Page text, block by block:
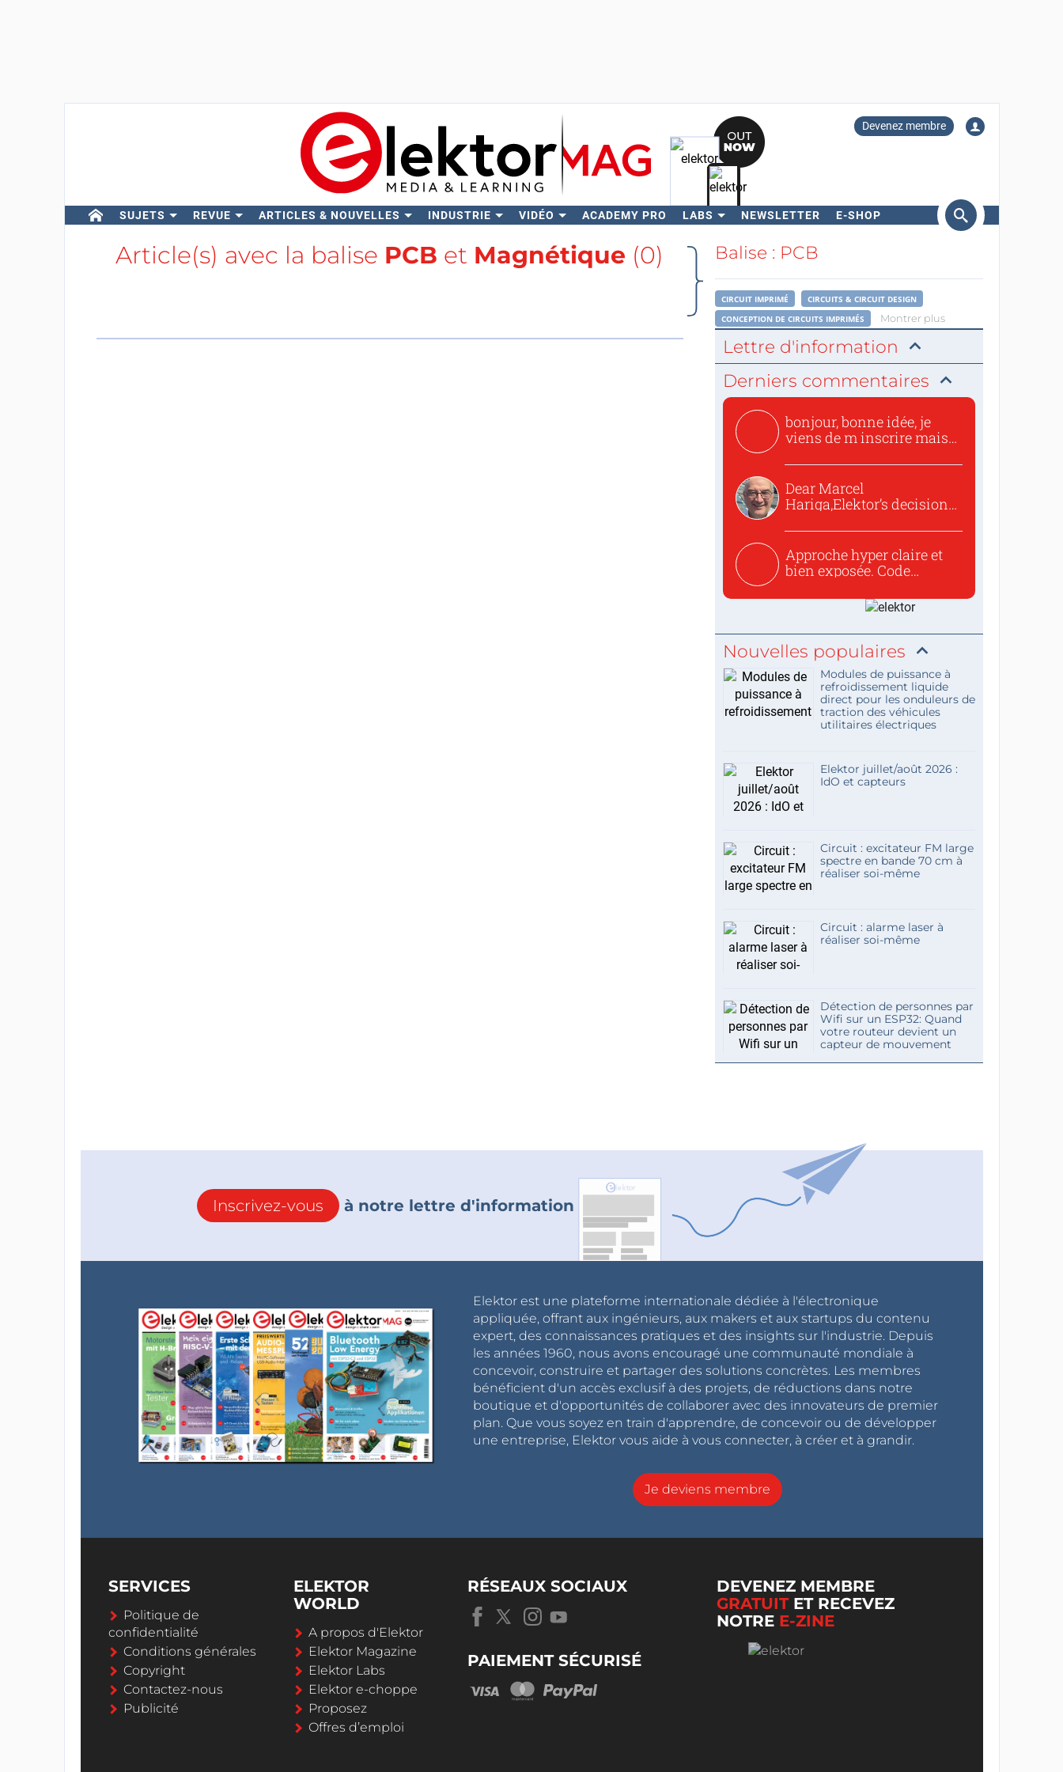
Devenez membre
SUJETS REVUE ARTICLES & NOUVELLES INDUSTRIE VIDÉO ACADEMY PRO LABS NEWSLETTER E-SHOP
Rechercher
Article(s) avec la balise PCB et Magnétique (0) Balise : PCB
CIRCUIT IMPRIMÉ
CIRCUITS & CIRCUIT DESIGN
CONCEPTION DE CIRCUITS IMPRIMÉS
Montrer plus
Lettre d'information
Derniers commentaires
bonjour, bonne idée, je
viens de m inscrire mais
Dear Marcel
Hariga,Elektor’s decision
Approche hyper claire et
bien exposée. Code
Nouvelles populaires
Modules de puissance à
refroidissement liquide
direct pour les onduleurs de
traction des véhicules
utilitaires électriques
Elektor juillet/août 2026 :
IdO et capteurs
Circuit : excitateur FM large
spectre en bande 70 cm à
réaliser soi-même
Circuit : alarme laser à
réaliser soi-même
Détection de personnes par
Wifi sur un ESP32: Quand
votre routeur devient un
capteur de mouvement
Inscrivez-vous à notre lettre d'information
Elektor est une plateforme internationale dédiée à l'électronique
appliquée, offrant aux ingénieurs, aux makers et aux startups du contenu
expert, des connaissances pratiques et des insights sur l'industrie. Depuis
les années 1960, nous avons encouragé une communauté mondiale à
concevoir, construire et partager des solutions concrètes. Les membres
bénéficient d'un accès exclusif à des projets, de réductions dans notre
boutique et d'opportunités de collaborer avec des innovateurs de premier
plan. Que vous soyez en train d'apprendre, de concevoir ou de développer
une entreprise, Elektor vous aide à vous connecter, à créer et à grandir.
Je deviens membre
SERVICES
Politique de
confidentialité
Conditions générales
Copyright
Contactez-nous
Publicité
ELEKTOR
WORLD
A propos d'Elektor
Elektor Magazine
Elektor Labs
Elektor e-choppe
Proposez
Offres d’emploi
RÉSEAUX SOCIAUX
PAIEMENT SÉCURISÉ
DEVENEZ MEMBRE
GRATUITET RECEVEZ
NOTRE E-ZINE